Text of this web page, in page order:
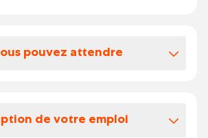
pouvez attendre
équilibre entre vie
de votre emploi